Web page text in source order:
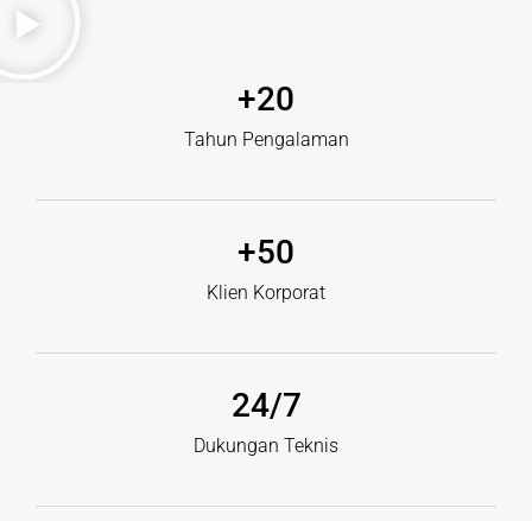
Tahun Pengalaman​
+20
Klien Korporat
+50
Dukungan Teknis
24/7